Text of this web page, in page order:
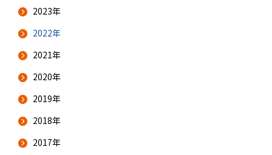
2023年
2022年
2021年
2020年
2019年
2018年
2017年